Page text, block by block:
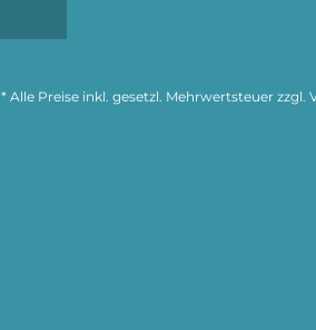
* Alle Preise inkl. gesetzl. Mehrwertsteuer zzgl.